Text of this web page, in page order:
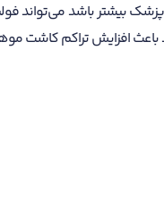
بیشتر باشد می‌تواند
باعث افزایش تراکم کاشت